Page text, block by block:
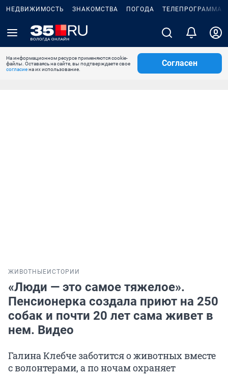
НЕДВИЖИМОСТЬ ЗНАКОМСТВА ПОГОДА ТЕЛЕПРОГРАММА
На информационном ресурсе применяются cookie-
файлы. Оставаясь на сайте, вы подтверждаете свое
согласиена их использование.
Согласен
ЖИВОТНЫЕ ИСТОРИИ
«Люди — это самое тяжелое».
Пенсионерка создала приют на 250
собак и почти 20 лет сама живет в
нем. Видео
Галина Клебче заботится о животных вместе
с волонтерами, а по ночам охраняет